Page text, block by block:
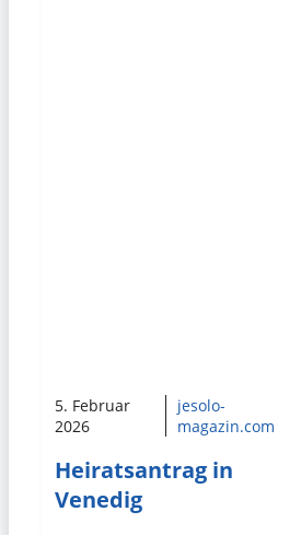
5. Februar
2026
jesolo-
magazin.com
Heiratsantrag in
Venedig